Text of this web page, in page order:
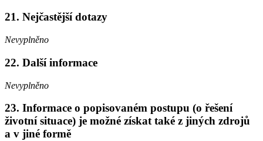
21. Nejčastější dotazy
Nevyplněno
22. Další informace
Nevyplněno
23. Informace o popisovaném postupu (o řešení
životní situace) je možné získat také z jiných zdrojů
a v jiné formě